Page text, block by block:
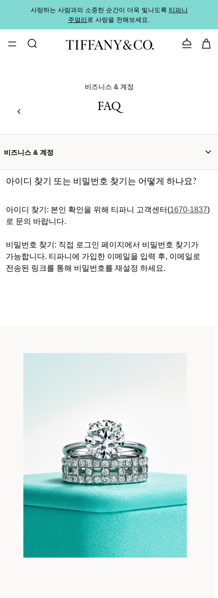
사랑하는 사람과의 소중한 순간이 더욱 빛나도록 티파니
주얼리로 사랑을 전해보세요.
문의하기
비즈니스 & 계정
FAQ
비즈니스 & 계정
아이디 찾기 또는 비밀번호 찾기는 어떻게 하나요?
아이디 찾기: 본인 확인을 위해 티파니 고객센터(1670-1837)
로 문의 바랍니다.
비밀번호 찾기: 직접 로그인 페이지에서 비밀번호 찾기가
가능합니다. 티파니에 가입한 이메일을 입력 후, 이메일로
전송된 링크를 통해 비밀번호를 재설정 하세요.